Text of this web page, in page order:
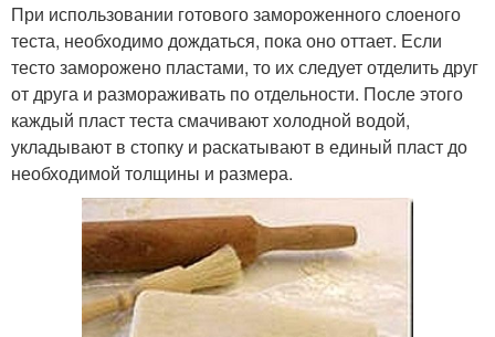
При использовании готового замороженного слоеного
теста, необходимо дождаться, пока оно оттает. Если
тесто заморожено пластами, то их следует отделить друг
от друга и размораживать по отдельности. После этого
каждый пласт теста смачивают холодной водой,
укладывают в стопку и раскатывают в единый пласт до
необходимой толщины и размера.